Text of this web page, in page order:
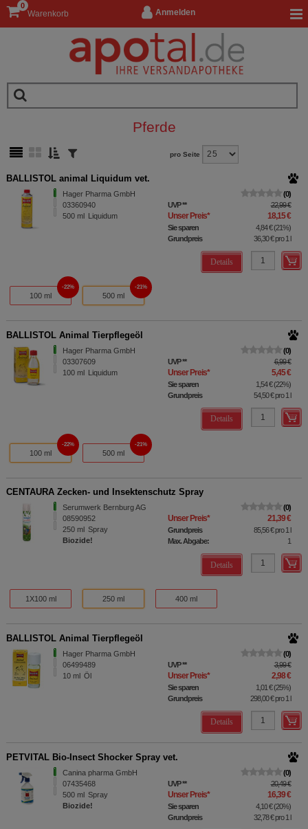
Anmelden
Warenkorb
0
Pferde
pro Seite
BALLISTOL animal Liquidum vet.
Hager Pharma GmbH
03360940
500 ml Liquidum
0
UVP** 22,99 €
Unser Preis* 18,15 €
Sie sparen 4,84 €(21%)
Grundpreis
36,30 €pro 1 l
Details
100 ml
22%
500 ml
21%
BALLISTOL Animal Tierpflegeöl
Hager Pharma GmbH
03307609
100 ml Liquidum
0
UVP** 6,99 €
Unser Preis* 5,45 €
Sie sparen 1,54 €(22%)
Grundpreis
54,50 €pro 1 l
Details
100 ml
22%
500 ml
21%
CENTAURA Zecken- und Insektenschutz Spray
Serumwerk Bernburg AG
08590952
250 ml Spray
Biozide!
0
Unser Preis* 21,39 €
Grundpreis 85,56 €pro 1 l
Max. Abgabe:
1
Details
1X100 ml 250 ml 400 ml
BALLISTOL Animal Tierpflegeöl
Hager Pharma GmbH
06499489
10 ml Öl
0
UVP** 3,99 €
Unser Preis* 2,98 €
Sie sparen 1,01 €(25%)
Grundpreis
298,00 €pro 1 l
Details
PETVITAL Bio-Insect Shocker Spray vet.
Canina pharma GmbH
07435468
500 ml Spray
Biozide!
0
UVP** 20,49 €
Unser Preis* 16,39 €
Sie sparen 4,10 €(20%)
Grundpreis
32,78 €pro 1 l